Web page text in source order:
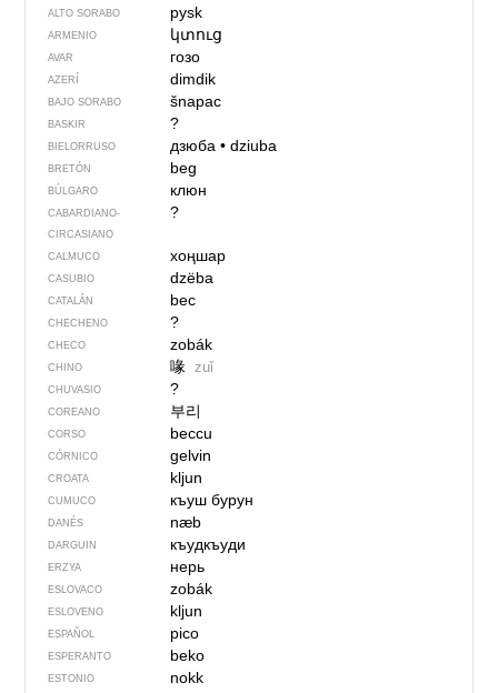
ALTO SORABO pysk
ARMENIO կտուց
AVAR гозо
AZERÍ dimdik
BAJO SORABO šnapac
BASKIR ?
BIELORRUSO дзюба• dziuba
BRETÓN beg
BÚLGARO клюн
CABARDIANO-
CIRCASIANO
?
CALMUCO хоңшар
CASUBIO dzëba
CATALÁN bec
CHECHENO ?
CHECO zobák
CHINO 喙 zuǐ
CHUVASIO ?
COREANO 부리
CORSO beccu
CÓRNICO gelvin
CROATA kljun
CUMUCO къуш бурун
DANÉS næb
DARGUIN къудкъуди
ERZYA нерь
ESLOVACO zobák
ESLOVENO kljun
ESPAÑOL pico
ESPERANTO beko
ESTONIO
nokk